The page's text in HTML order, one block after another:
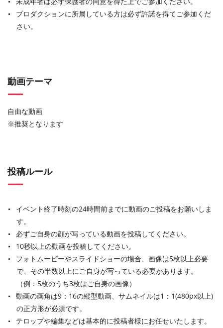
プロダクションに所属している方は必ず許諾を得てご参加くだ
さい。
動画テーマ
自由な動画
※推奨となります
投稿ルール
イベント終了時刻の24時間前までに動画のご投稿をお願いしま
す。
必ずご自身の顔が写っている動画を投稿してください。
10秒以上の動画を投稿してください。
フォトムービーやスライドショーの場合、画像は5枚以上必要
で、その半数以上にご自身が写っている必要があります。
（例：5枚のうち3枚はご自身の画像）
動画の画角は9：16の縦型動画、サムネイルは1：1(480px以上)
の正方形が必須です。
テロップや編集などは基本的に投稿者様にお任せいたします。